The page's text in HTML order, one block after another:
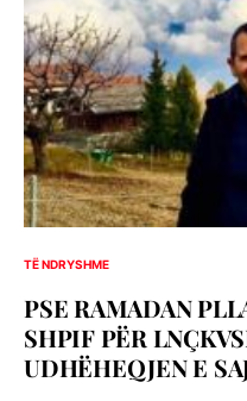
TË NDRYSHME
PSE RAMADAN
SHPIF PËR
UDHËHEQJEN E